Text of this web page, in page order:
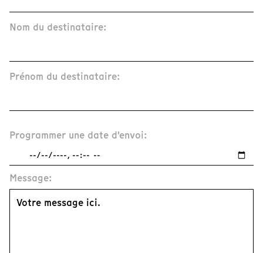
Nom du destinataire:
Prénom du destinataire:
Programmer une date d'envoi:
Message: